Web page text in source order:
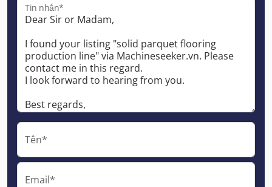
Tin nhắn*
Tên*
Email*